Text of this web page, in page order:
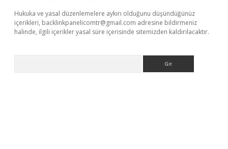
Hukuka ve yasal düzenlemelere aykırı olduğunu düşündüğünüz
içerikleri, backlinkpanelicomtr@gmail.com adresine bildirmeniz
halinde, ilgili içerikler yasal süre içerisinde sitemizden kaldırılacaktır.